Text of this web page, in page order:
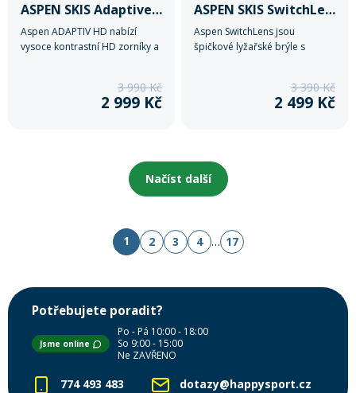
ASPEN SKIS Adaptive HD
Aspen ADAPTIV HD nabízí
vysoce kontrastní HD zorníky a
rychlá a bezpečná. Brýle
zajišťují ostřejší vidění, UV
maximálně čistý a jasný výhled.
3 990 Kč
2 999 Kč
ASPEN SKIS SwitchLens M
Aspen SwitchLens jsou
špičkové lyžařské brýle s
do mlhy). Jsou kompatibilní s
dioptrickými brýlemi, mají
maximální viditelnost i v
náročných podmínkách.
3 390 Kč
2 499 Kč
Načíst další
1 2 3 4 … 17
Potřebujete poradit?
Jsme online
Po - Pá 10:00 - 18:00
So 9:00 - 15:00
Ne ZAVŘENO
774 493 483 dotazy@happysport.cz